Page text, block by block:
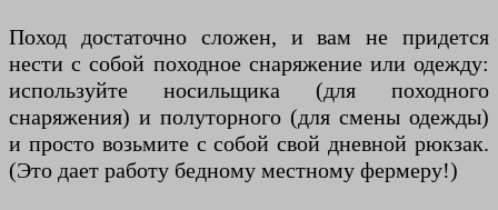
Поход достаточно сложен, и вам не придется
нести с собой походное снаряжение или одежду:
используйте носильщика (для походного
снаряжения) и полуторного (для смены одежды)
и просто возьмите с собой свой дневной рюкзак.
(Это дает работу бедному местному фермеру!)